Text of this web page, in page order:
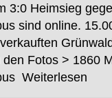
3:0 Heimsieg
sind online.
Fotos > 1860
Weiterlesen